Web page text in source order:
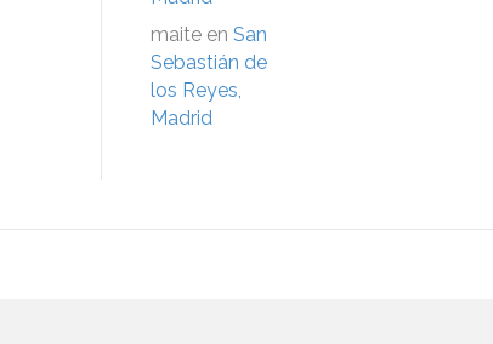
maite en San
Sebastián de
los Reyes,
Madrid